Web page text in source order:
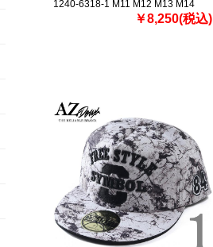
1240-6318-1 M11 M12 M13 M14
￥8,250(税込)